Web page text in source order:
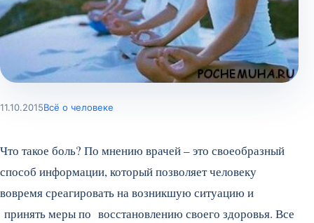
11.10.2015Всё о человеке
Что такое боль? По мнению врачей – это своеобразный
способ информации, который позволяет человеку
вовремя среагировать на возникшую ситуацию и
принять меры по восстановлению своего здоровья. Все